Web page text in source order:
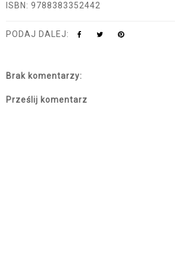
ISBN: 9788383352442
PODAJ DALEJ:
Brak komentarzy:
Prześlij komentarz